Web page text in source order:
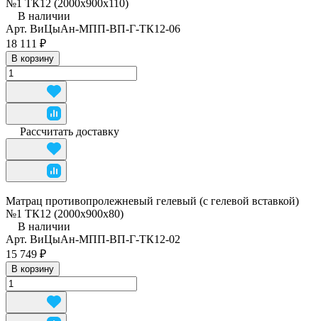
№1 ТК12 (2000х900х110)
В наличии
Арт. ВиЦыАн-МПП-ВП-Г-ТК12-06
18 111 ₽
В корзину
Рассчитать доставку
Матрац противопролежневый гелевый (с гелевой вставкой)
№1 ТК12 (2000х900х80)
В наличии
Арт. ВиЦыАн-МПП-ВП-Г-ТК12-02
15 749 ₽
В корзину